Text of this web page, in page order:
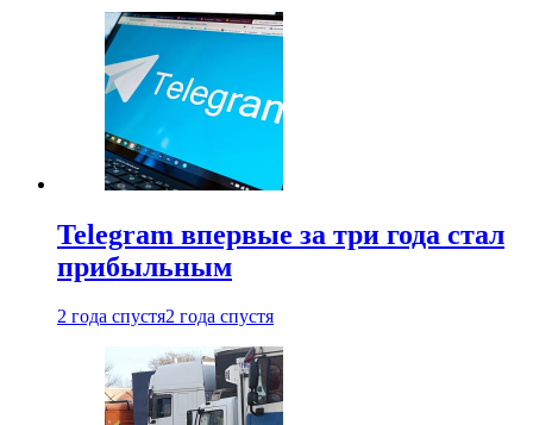
Telegram впервые за три года стал
прибыльным
2 года спустя2 года спустя